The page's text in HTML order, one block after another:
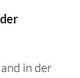
in der